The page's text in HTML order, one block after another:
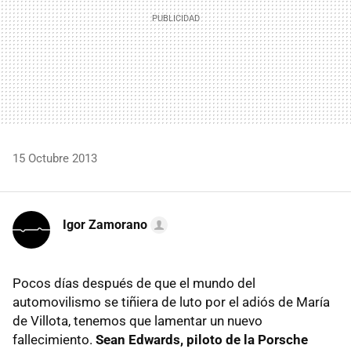
15 Octubre 2013
Igor Zamorano
Pocos días después de que el mundo del
automovilismo se tiñiera de luto por el adiós de María
de Villota, tenemos que lamentar un nuevo
fallecimiento. Sean Edwards, piloto de la Porsche